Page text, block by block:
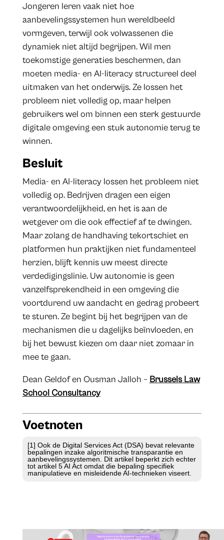
Jongeren leren vaak niet hoe
aanbevelingssystemen hun wereldbeeld
vormgeven, terwijl ook volwassenen die
dynamiek niet altijd begrijpen. Wil men
toekomstige generaties beschermen, dan
moeten media- en AI-literacy structureel deel
uitmaken van het onderwijs. Ze lossen het
probleem niet volledig op, maar helpen
gebruikers wel om binnen een sterk gestuurde
digitale omgeving een stuk autonomie terug te
winnen.
Besluit
Media- en AI-literacy lossen het probleem niet
volledig op. Bedrijven dragen een eigen
verantwoordelijkheid, en het is aan de
wetgever om die ook effectief af te dwingen.
Maar zolang de handhaving tekortschiet en
platformen hun praktijken niet fundamenteel
herzien, blijft kennis uw meest directe
verdedigingslinie. Uw autonomie is geen
vanzelfsprekendheid in een omgeving die
voortdurend uw aandacht en gedrag probeert
te sturen. Ze begint bij het begrijpen van de
mechanismen die u dagelijks beïnvloeden, en
bij het bewust kiezen om daar niet zomaar in
mee te gaan.
​Dean Geldof en Ousman Jalloh – Brussels Law
School Consultancy
Voetnoten
[1] Ook de Digital Services Act (DSA) bevat relevante
bepalingen inzake algoritmische transparantie en
aanbevelingssystemen. Dit artikel beperkt zich echter
tot artikel 5 AI Act omdat die bepaling specifiek
manipulatieve en misleidende AI-technieken viseert.